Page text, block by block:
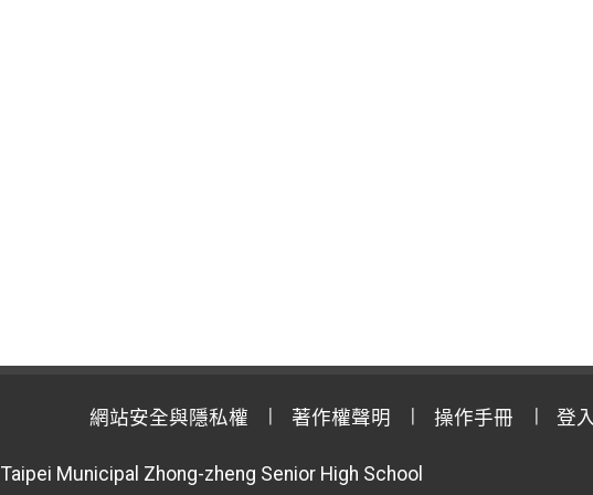
網站安全與隱私權 著作權聲明 操作手冊 登
Taipei Municipal Zhong-zheng Senior High School